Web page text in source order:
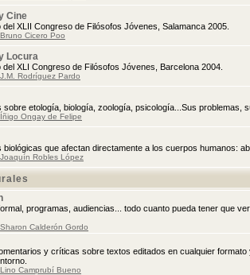
Cine
del XLII Congreso de Filósofos Jóvenes, Salamanca 2005.
Bruno Cicero Poo
Locura
del XLI Congreso de Filósofos Jóvenes, Barcelona 2004.
J.M. Rodríguez Pardo
sobre etología, biología, zoología, psicología...Sus problemas,
Íñigo Ongay de Felipe
biológicas que afectan directamente a los cuerpos humanos:
Joaquín Robles López
programas, audiencias... todo cuanto pueda tener que
Sharon Calderón Gordo
y críticas sobre textos editados en cualquier
Lino Camprubí Bueno